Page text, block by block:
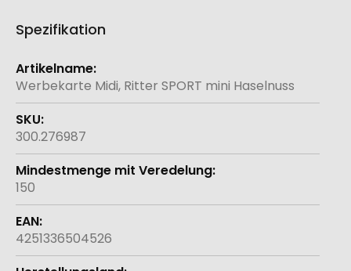
Spezifikation
Weitere
Informationen
Werbekarte Midi, Ritter SPORT mini Haselnuss
300.276987
150
4251336504526